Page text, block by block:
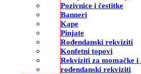
Pozivnice i čestitke
Banneri
Kape
Pinjate
Rođendanski rekviziti
Konfetni topovi
Rekviziti za momačke i
rođendanski rekviziti